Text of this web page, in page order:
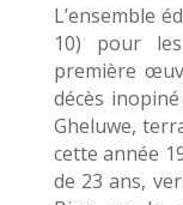
L’ensemble
10) pour
première
décès
Gheluwe,
cette année
de 23 ans,